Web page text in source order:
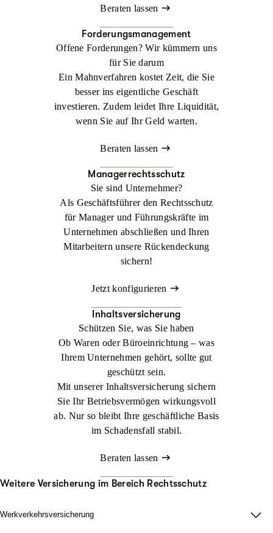
Beraten lassen
Forderungsmanagement
Offene Forderungen? Wir kümmern uns
für Sie darum
Ein Mahnverfahren kostet Zeit, die Sie
besser ins eigentliche Geschäft
investieren. Zudem leidet Ihre Liquidität,
wenn Sie auf Ihr Geld warten.
Beraten lassen
Managerrechtsschutz
Sie sind Unternehmer?
Als Geschäftsführer den Rechtsschutz
für Manager und Führungskräfte im
Unternehmen abschließen und Ihren
Mitarbeitern unsere Rückendeckung
sichern!
Jetzt konfigurieren
Inhaltsversicherung
Schützen Sie, was Sie haben
Ob Waren oder Büroeinrichtung – was
Ihrem Unternehmen gehört, sollte gut
geschützt sein.
Mit unserer Inhaltsversicherung sichern
Sie Ihr Betriebsvermögen wirkungsvoll
ab. Nur so bleibt Ihre geschäftliche Basis
im Schadensfall stabil.
Beraten lassen
Weitere Versicherung im Bereich Rechtsschutz
Werkverkehrsversicherung